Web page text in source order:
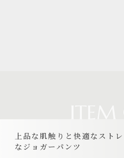
上品な肌触りと快適なスト
なジョガーパンツ